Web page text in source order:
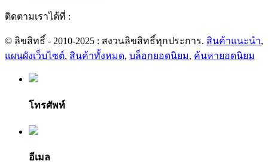
ติดตามเราได้ที่ :
© ลิขสิทธิ์ - 2010-2025 : สงวนลิขสิทธิ์ทุกประการ. สินค้าแนะนำ,
แผนผังเว็บไซต์, สินค้าทั้งหมด, บล็อกยอดนิยม, ค้นหายอดนิยม
โทรศัพท์
อีเมล